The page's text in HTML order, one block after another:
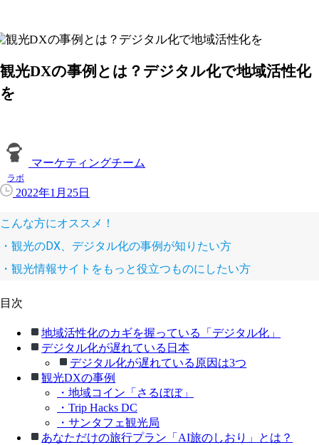
観光DXの事例とは？デジタル化で地域活性化
を
マーケティングチーム
ラボ
2022年1月25日
こんな方にオススメ！
・観光のDX、デジタル化の事例が知りたい方
・観光情報サイトをもっと役立つものにしたい方
目次
地域活性化のカギを握っている「デジタル化」
デジタル化が遅れている日本
デジタル化が遅れている原因は3つ
観光DXの事例
・地域コイン「さるぼぼ」
・Trip Hacks DC
・サンタフェ観光局
あなただけの旅行プラン「AI旅のしおり」とは？